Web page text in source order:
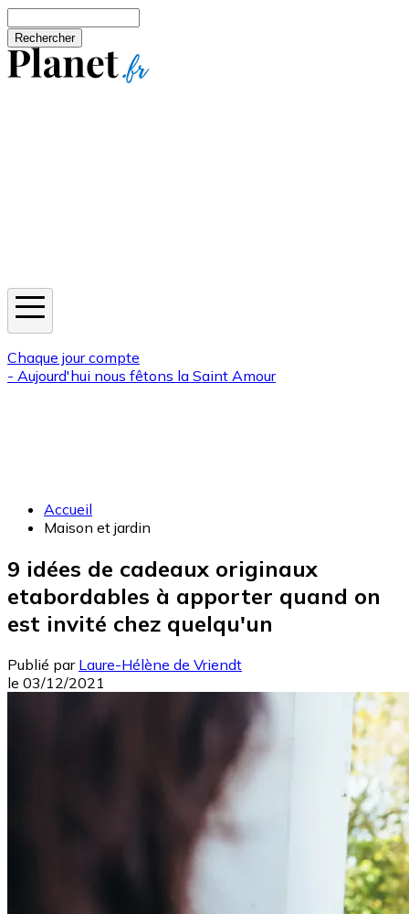
Chaque jour compte
- Aujourd'hui nous fêtons la Saint Amour
Accueil
Maison et jardin
9 idées de cadeaux originaux
etabordables à apporter quand on
est invité chez quelqu'un
Publié par Laure-Hélène de Vriendt
le 03/12/2021